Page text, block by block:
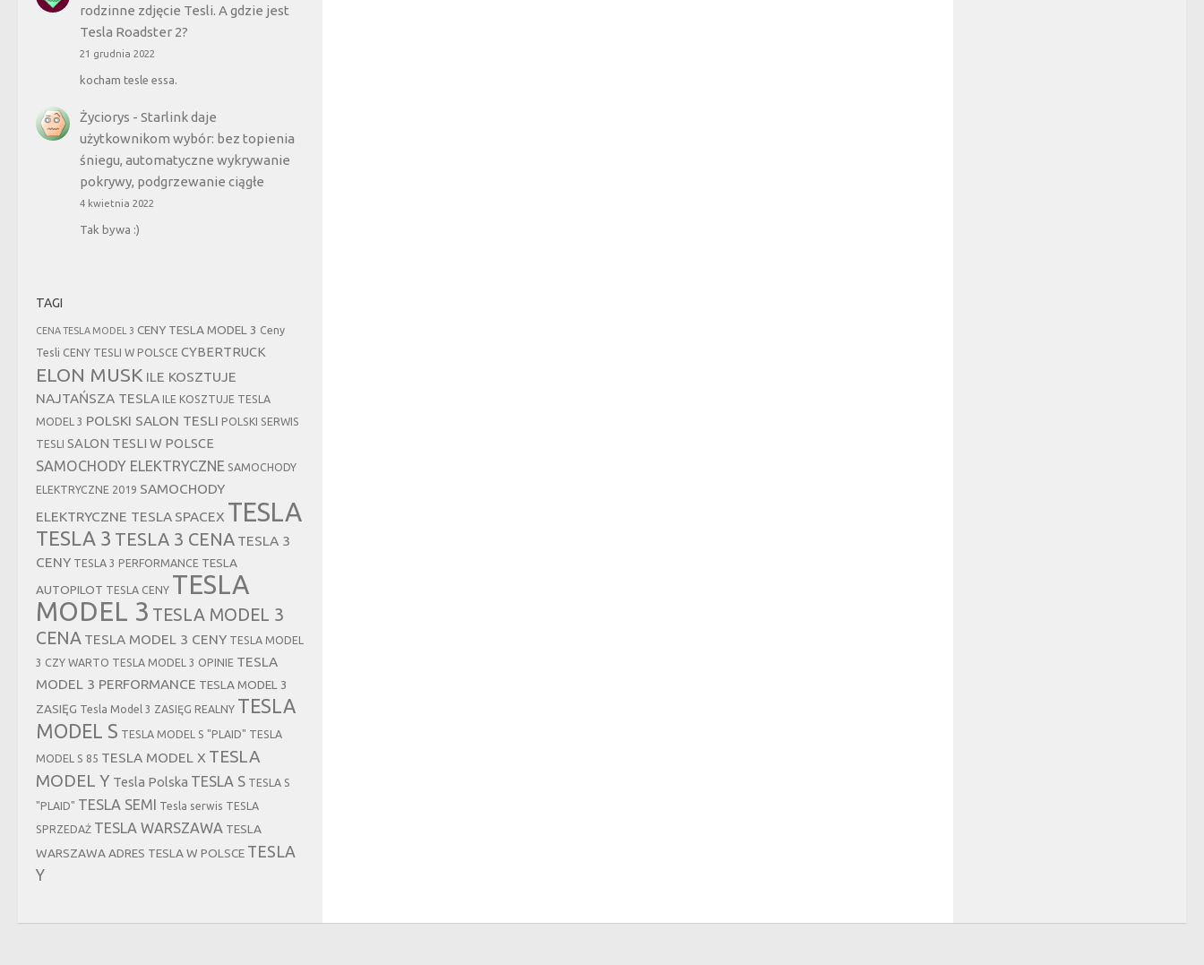
rodzinne zdjęcie Tesli. A gdzie jest
Tesla Roadster 2?
21 grudnia 2022
kocham tesle essa.
Życiorys - Starlink daje
użytkownikom wybór: bez topienia
śniegu, automatyczne wykrywanie
pokrywy, podgrzewanie ciągłe
4 kwietnia 2022
Tak bywa :)
TAGI
CENA TESLA MODEL 3 CENY TESLA MODEL 3 Ceny
Tesli CENY TESLI W POLSCE CYBERTRUCK
ELON MUSK ILE KOSZTUJE
NAJTAŃSZA TESLA
ILE KOSZTUJE TESLA
MODEL 3 POLSKI SALON TESLI POLSKI SERWIS
TESLI
SALON TESLI W POLSCE
SAMOCHODY ELEKTRYCZNE SAMOCHODY
ELEKTRYCZNE 2019 SAMOCHODY
ELEKTRYCZNE TESLA SPACEX TESLA
TESLA 3 TESLA 3 CENA TESLA 3
CENY TESLA 3 PERFORMANCE TESLA
AUTOPILOT TESLA CENY TESLA
MODEL 3 TESLA MODEL 3
CENA TESLA MODEL 3 CENY TESLA MODEL
3 CZY WARTO TESLA MODEL 3 OPINIE TESLA
MODEL 3 PERFORMANCE TESLA MODEL 3
ZASIĘG Tesla Model 3 ZASIĘG REALNY TESLA
MODEL S TESLA MODEL S "PLAID" TESLA
MODEL S 85 TESLA MODEL X TESLA
MODEL Y Tesla Polska TESLA S TESLA S
"PLAID" TESLA SEMI Tesla serwis TESLA
SPRZEDAŻ TESLA WARSZAWA TESLA
WARSZAWA ADRES TESLA W POLSCE TESLA
Y